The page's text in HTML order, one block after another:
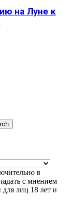
на Луне к
в
с мнением
лиц 18 лет и